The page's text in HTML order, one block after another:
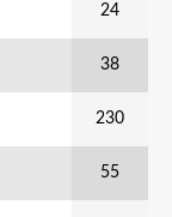
24
38
230
55